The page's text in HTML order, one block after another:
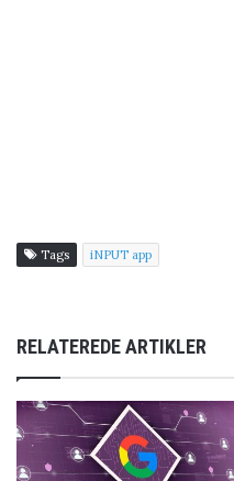
Tags iNPUT app
RELATEREDE ARTIKLER